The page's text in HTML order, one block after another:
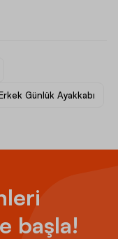
Günlük Ayakkabı
başla!